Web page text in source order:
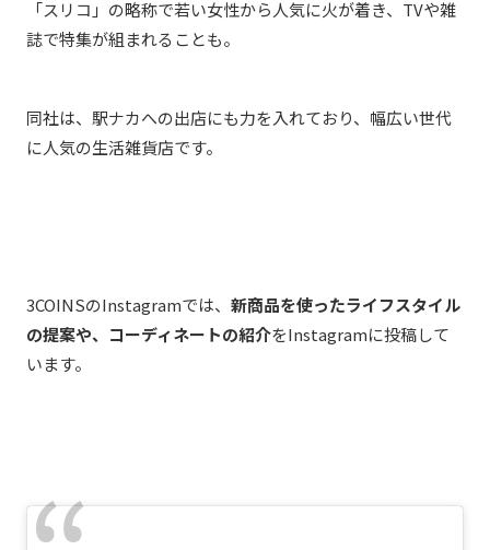
「スリコ」の略称で若い女性から人気に火が着き、TVや雑
誌で特集が組まれることも。
同社は、駅ナカへの出店にも力を入れており、幅広い世代
に人気の生活雑貨店です。
3COINSのInstagramでは、 新商品を使ったライフスタイル
の提案や、コーディネートの紹介をInstagramに投稿して
います。